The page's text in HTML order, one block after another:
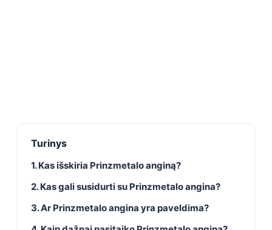
Turinys
1. Kas išskiria Prinzmetalo anginą?
2. Kas gali susidurti su Prinzmetalo angina?
3. Ar Prinzmetalo angina yra paveldima?